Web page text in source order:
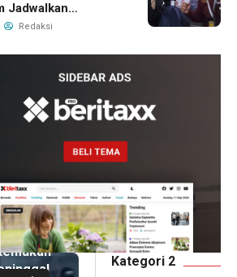
Jadwalkan
Ulang BPR
Redaksi
jam lalu
Kategori 2